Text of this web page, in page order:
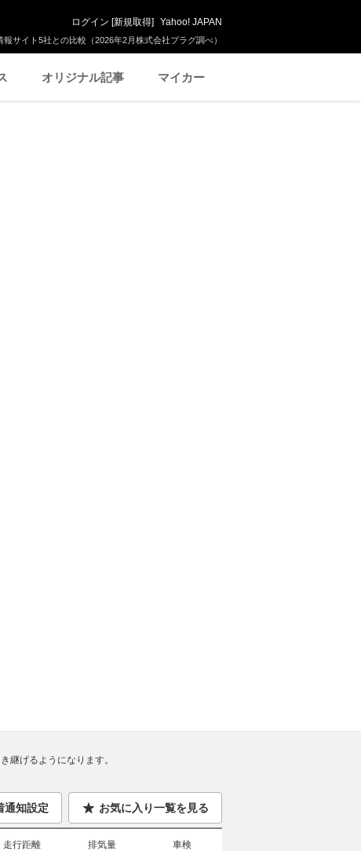
サイト5社との比較（2026年2月株式会社プラグ調べ）
ログイン [新規取得] Yahoo! JAPAN
オリジナル記事 マイカー
継げるようになります。
通知設定 お気に入り一覧を見る
走行距離
排気量
車検